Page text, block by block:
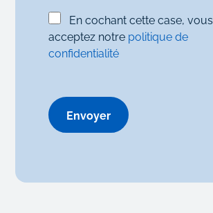
En cochant cette case, vous
acceptez notre politique de
confidentialité
Envoyer